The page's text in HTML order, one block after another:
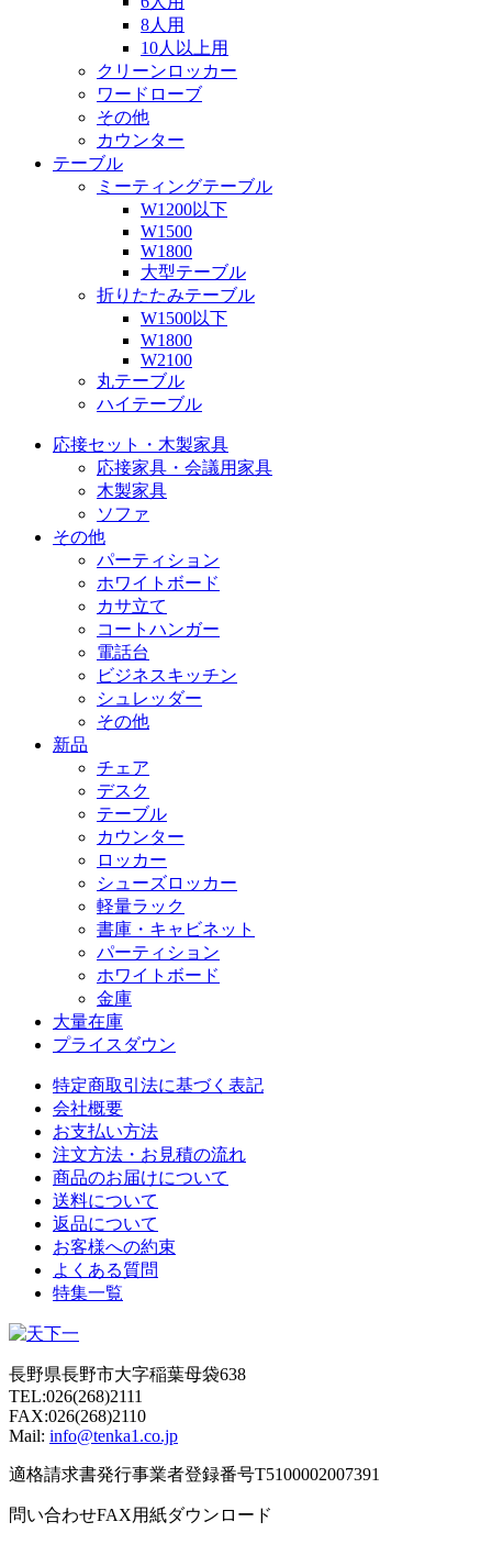
8人用
10人以上用
クリーンロッカー
ワードローブ
その他
カウンター
テーブル
ミーティングテーブル
W1200以下
W1500
W1800
大型テーブル
折りたたみテーブル
W1500以下
W1800
W2100
丸テーブル
ハイテーブル
応接セット・木製家具
応接家具・会議用家具
木製家具
ソファ
その他
パーティション
ホワイトボード
カサ立て
コートハンガー
電話台
ビジネスキッチン
シュレッダー
その他
新品
チェア
デスク
テーブル
カウンター
ロッカー
シューズロッカー
軽量ラック
書庫・キャビネット
パーティション
ホワイトボード
金庫
大量在庫
プライスダウン
特定商取引法に基づく表記
会社概要
お支払い方法
注文方法・お見積の流れ
商品のお届けについて
送料について
返品について
お客様への約束
よくある質問
特集一覧
長野県長野市大字稲葉母袋638
TEL:026(268)2111
FAX:026(268)2110
Mail: info@tenka1.co.jp
適格請求書発行事業者登録番号T5100002007391
問い合わせFAX用紙ダウンロード